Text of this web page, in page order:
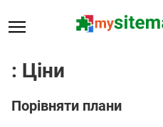
: Ціни
Порівняти плани